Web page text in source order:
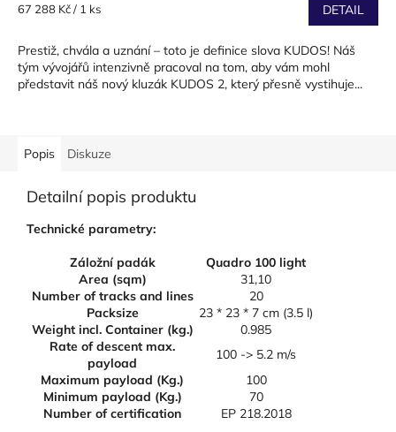
Měrná
67 288 Kč / 1 ks DETAIL
Prestiž, chvála a uznání – toto je definice slova KUDOS! Náš
tým vývojářů intenzivně pracoval na tom, aby vám mohl
představit náš nový kluzák KUDOS 2, který přesně vystihuje...
Popis Diskuze
Detailní popis produktu
Technické parametry:
Záložní padák
Quadro 100 light
Area (sqm)
31,10
Number of tracks and lines
20
Packsize
23 * 23 * 7 cm (3.5 l)
Weight incl. Container (kg.)
0.985
Rate of descent max.
payload
100 -> 5.2 m/s
Maximum payload (Kg.)
100
Minimum payload (Kg.)
70
Number of certification
EP 218.2018